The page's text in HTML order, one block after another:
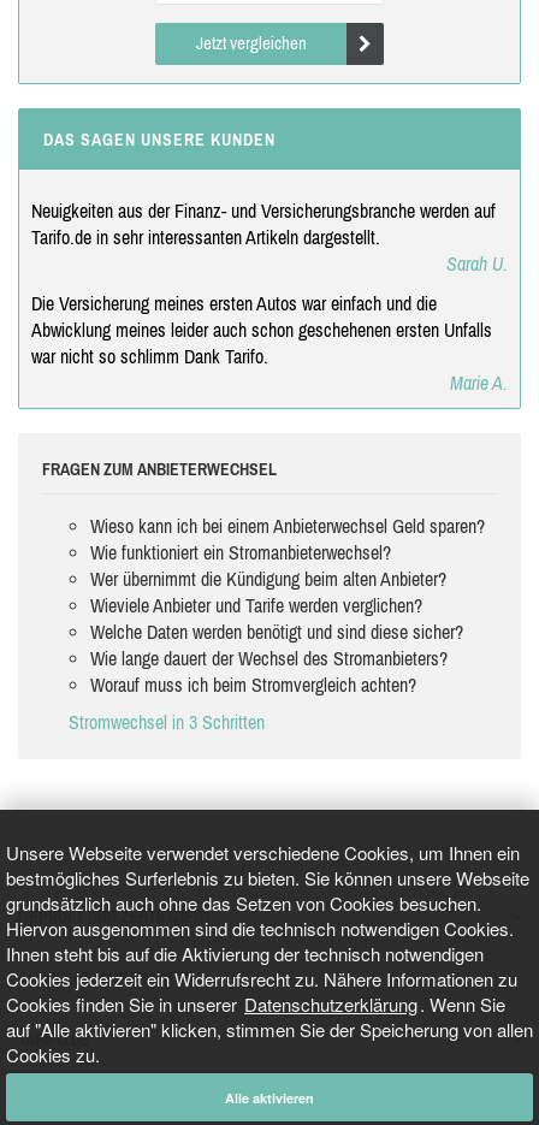
Unsere Webseite verwendet verschiedene Cookies, um Ihnen ein
bestmögliches Surferlebnis zu bieten. Sie können unsere Webseite
grundsätzlich auch ohne das Setzen von Cookies besuchen.
Hiervon ausgenommen sind die technisch notwendigen Cookies.
Ihnen steht bis auf die Aktivierung der technisch notwendigen
Cookies jederzeit ein Widerrufsrecht zu. Nähere Informationen zu
Cookies finden Sie in unserer Datenschutzerklärung. Wenn Sie
auf "Alle aktivieren" klicken, stimmen Sie der Speicherung von allen
Cookies zu.
Alle aktivieren
Jetzt vergleichen
DAS SAGEN UNSERE KUNDEN
Neuigkeiten aus der Finanz- und Versicherungsbranche werden auf
Tarifo.de in sehr interessanten Artikeln dargestellt.
Sarah U.
Die Versicherung meines ersten Autos war einfach und die
Abwicklung meines leider auch schon geschehenen ersten Unfalls
war nicht so schlimm Dank Tarifo.
Marie A.
FRAGEN ZUM ANBIETERWECHSEL
Wieso kann ich bei einem Anbieterwechsel Geld sparen?
Wie funktioniert ein Stromanbieterwechsel?
Wer übernimmt die Kündigung beim alten Anbieter?
Wieviele Anbieter und Tarife werden verglichen?
Welche Daten werden benötigt und sind diese sicher?
Wie lange dauert der Wechsel des Stromanbieters?
Worauf muss ich beim Stromvergleich achten?
Stromwechsel in 3 Schritten
GEPRÜFT UND ZERTIFIZIERT
AKTUELLE NACHRICHTEN
TARIFO.DE